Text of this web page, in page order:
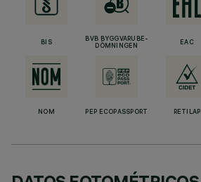
BIS
BVB BYGGVARUBE-
DÖMNINGEN
EAC
NOM PEP ECOPASSPORT RETILAP